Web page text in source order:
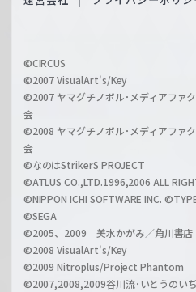
a
r
z
i
l
h
a
n
l
©CIRCUS
©2007 VisualArt's/Key
©2007 ヤマグチノボル･メディアファ
会
©2008 ヤマグチノボル･メディアファ
会
©なのはStrikerS PROJECT
©ATLUS CO.,LTD.1996,2006 ALL
©NIPPON ICHI SOFTWARE INC.
©SEGA
©2005、2009 美水かがみ／角川書店
©2008 VisualArt's/Key
©2009 Nitroplus/Project Phantom
©2007,2008,2009谷川流･いとうのい